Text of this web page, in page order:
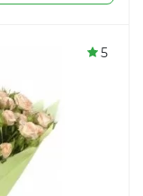
5